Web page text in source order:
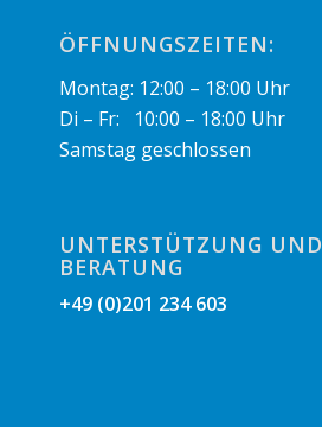
ÖFFNUNGSZEITEN:
Montag: 12:00 – 18:00 Uhr
Di – Fr: 10:00 – 18:00 Uhr
Samstag geschlossen
UNTERSTÜTZUNG UND
BERATUNG
+49 (0)201 234 603